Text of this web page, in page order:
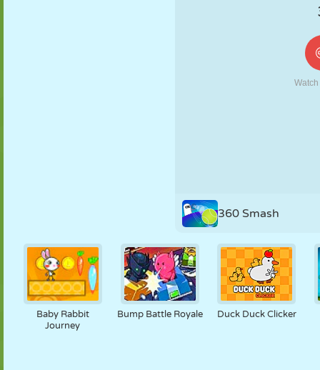
TIC TAC TOE
360 Smash
Baby Rabbit
Journey
Bump Battle Royale Duck Duck Clicker